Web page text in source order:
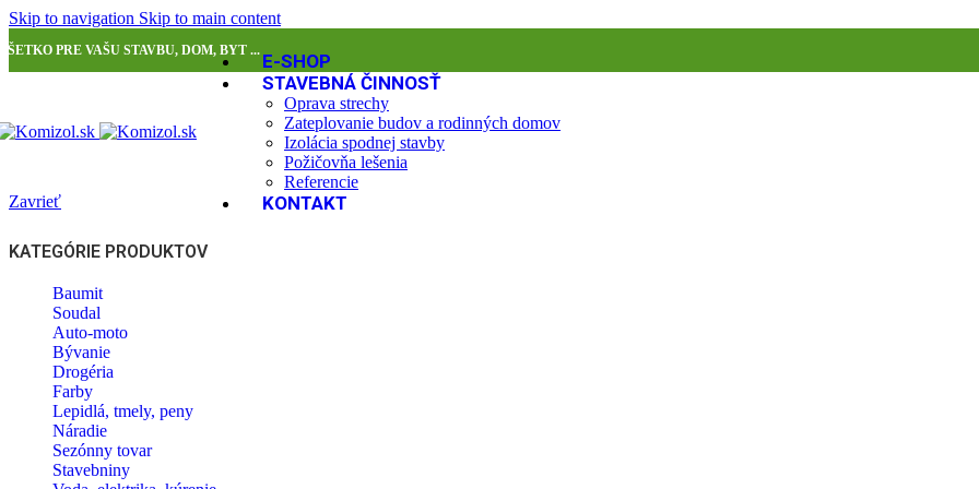
Skip to navigation Skip to main content
PRE VAŠU STAVBU, DOM, BYT ... E-SHOP
STAVEBNÁ ČINNOSŤ
Oprava strechy
Zateplovanie budov a rodinných domov
Izolácia spodnej stavby
Požičovňa lešenia
Referencie
KONTAKT
Zavrieť
KATEGÓRIE PRODUKTOV
Baumit
Soudal
Auto-moto
Bývanie
Drogéria
Farby
Lepidlá, tmely, peny
Náradie
Sezónny tovar
Stavebniny